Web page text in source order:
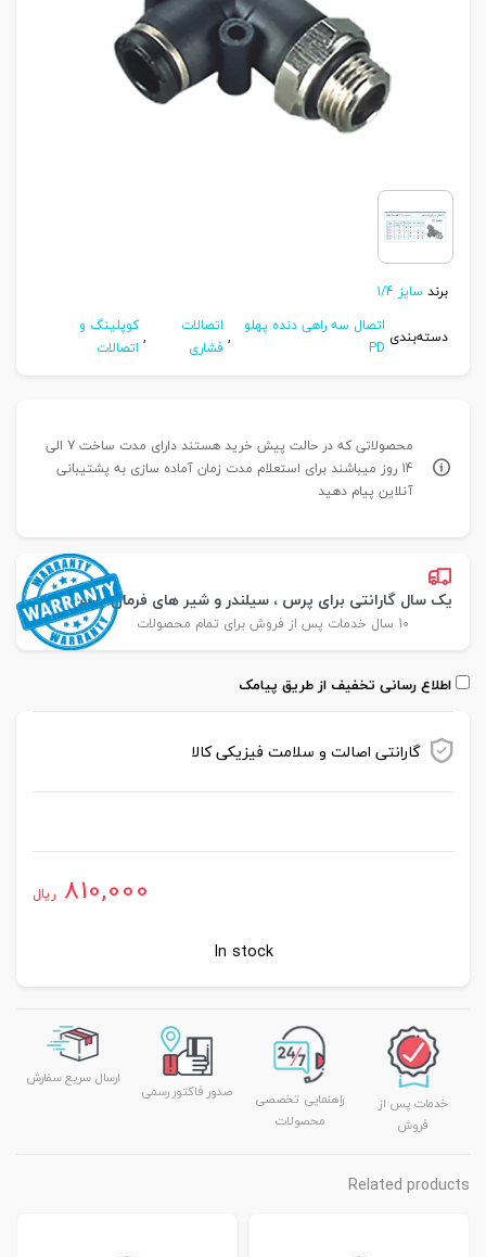
برند سایز 1/4
دسته‌بندی اتصال سه راهی دنده پهلو
PD
, اتصالات
فشاری
,کوپلینگ و
اتصالات
محصولاتی که در حالت پیش خرید هستند دارای مدت ساخت 7 الی
14 روز میباشند برای استعلام مدت زمان آماده سازی به پشتیبانی
آنلاین پیام دهید
یک سال گارانتی برای پرس ، سیلندر و شیر های فرمان پارس
10 سال خدمات پس از فروش برای تمام محصولات
اطلاع رسانی تخفیف از طریق پیامک
گارانتی اصالت و سلامت فیزیکی کالا
810,000 ریال
In stock
خدمات پس از
فروش
راهنمایی تخصصی
محصولات
صدور فاکتور رسمی
ارسال سریع سفارش
Related products